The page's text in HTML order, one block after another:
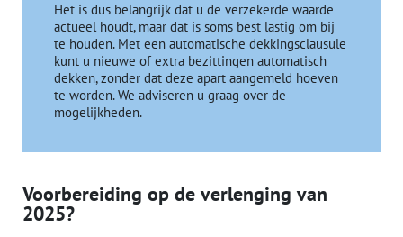
Het is dus belangrijk dat u de verzekerde waarde
actueel houdt, maar dat is soms best lastig om bij
te houden. Met een automatische dekkingsclausule
kunt u nieuwe of extra bezittingen automatisch
dekken, zonder dat deze apart aangemeld hoeven
te worden. We adviseren u graag over de
mogelijkheden.
Voorbereiding op de verlenging van
2025?